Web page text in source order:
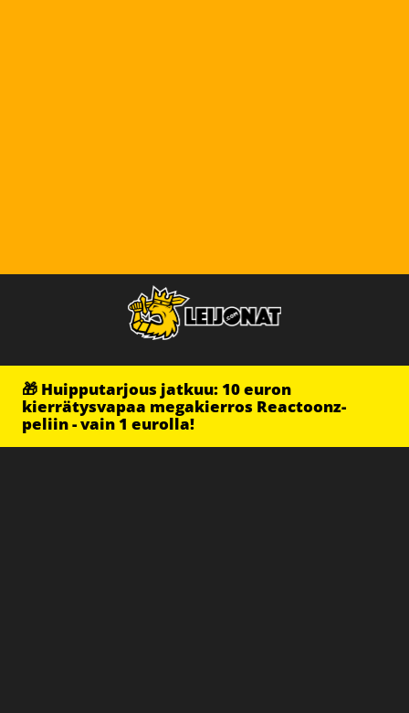
🎁 Huipputarjous jatkuu: 10 euron
kierrätysvapaa megakierros Reactoonz-
peliin - vain 1 eurolla!